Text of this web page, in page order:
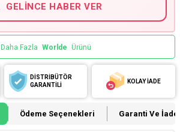
GELINCE HABER VER
Daha Fazla Worlde Ürünü
DİSTRİBÜTÖR
GARANTİLİ
KOLAY İADE
Ödeme Seçenekleri Garanti Ve İade